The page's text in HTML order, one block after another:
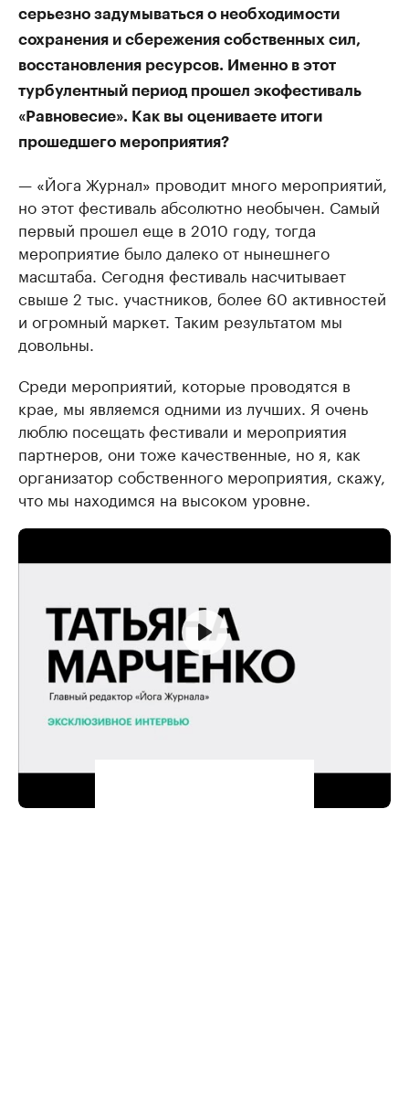
серьезно задумываться о необходимости
сохранения и сбережения собственных сил,
восстановления ресурсов. Именно в этот
турбулентный период прошел экофестиваль
«Равновесие». Как вы оцениваете итоги
прошедшего мероприятия?
— «Йога Журнал» проводит много мероприятий,
но этот фестиваль абсолютно необычен. Самый
первый прошел еще в 2010 году, тогда
мероприятие было далеко от нынешнего
масштаба. Сегодня фестиваль насчитывает
свыше 2 тыс. участников, более 60 активностей
и огромный маркет. Таким результатом мы
довольны.
Среди мероприятий, которые проводятся в
крае, мы являемся одними из лучших. Я очень
люблю посещать фестивали и мероприятия
партнеров, они тоже качественные, но я, как
организатор собственного мероприятия, скажу,
что мы находимся на высоком уровне.